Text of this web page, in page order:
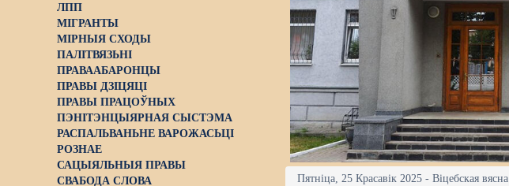
ЛПП
МІГРАНТЫ
МІРНЫЯ СХОДЫ
ПАЛІТВЯЗЬНІ
ПРАВААБАРОНЦЫ
ПРАВЫ ДЗІЦЯЦІ
ПРАВЫ ПРАЦОЎНЫХ
ПЭНІТЭНЦЫЯРНАЯ СЫСТЭМА
РАСПАЛЬВАНЬНЕ ВАРОЖАСЬЦІ
РОЗНАЕ
САЦЫЯЛЬНЫЯ ПРАВЫ
СВАБОДА СЛОВА
Пятніца, 25 Красавік 2025 - Віцебская вясна